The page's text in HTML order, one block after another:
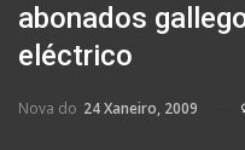
abonados
eléctrico
Nova do 24 Xaneiro, 2009